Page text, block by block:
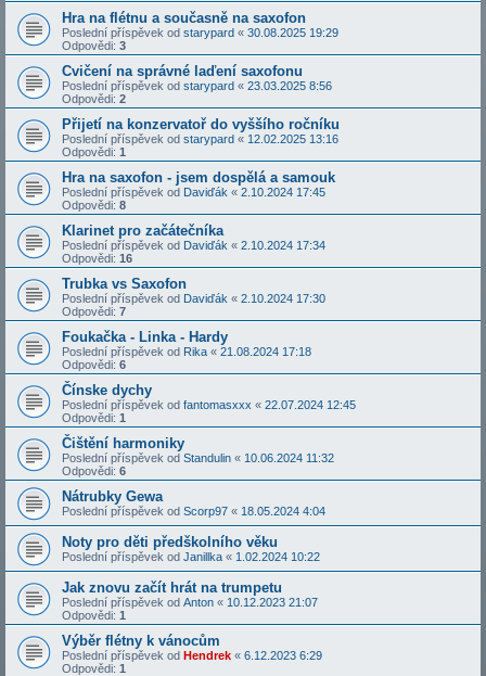
Hra na flétnu a současně na saxofon
Poslední příspěvek od starypard « 30.08.2025 19:29
Odpovědi: 3
Cvičení na správné laďení saxofonu
Poslední příspěvek od starypard « 23.03.2025 8:56
Odpovědi: 2
Přijetí na konzervatoř do vyššího ročníku
Poslední příspěvek od starypard « 12.02.2025 13:16
Odpovědi: 1
Hra na saxofon - jsem dospělá a samouk
Poslední příspěvek od Daviďák « 2.10.2024 17:45
Odpovědi: 8
Klarinet pro začátečníka
Poslední příspěvek od Daviďák « 2.10.2024 17:34
Odpovědi: 16
Trubka vs Saxofon
Poslední příspěvek od Daviďák « 2.10.2024 17:30
Odpovědi: 7
Foukačka - Linka - Hardy
Poslední příspěvek od Rika « 21.08.2024 17:18
Odpovědi: 6
Čínske dychy
Poslední příspěvek od fantomasxxx « 22.07.2024 12:45
Odpovědi: 1
Čištění harmoniky
Poslední příspěvek od Standulin « 10.06.2024 11:32
Odpovědi: 6
Nátrubky Gewa
Poslední příspěvek od Scorp97 « 18.05.2024 4:04
Noty pro děti předškolního věku
Poslední příspěvek od Janillka « 1.02.2024 10:22
Jak znovu začít hrát na trumpetu
Poslední příspěvek od Anton « 10.12.2023 21:07
Odpovědi: 1
Výběr flétny k vánocům
Poslední příspěvek od Hendrek « 6.12.2023 6:29
Odpovědi: 1